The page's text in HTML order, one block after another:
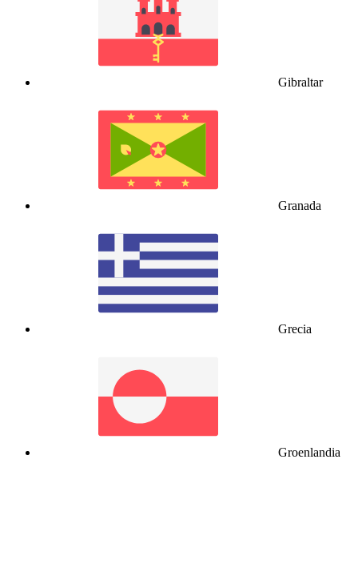
Gibraltar
Granada
Grecia
Groenlandia